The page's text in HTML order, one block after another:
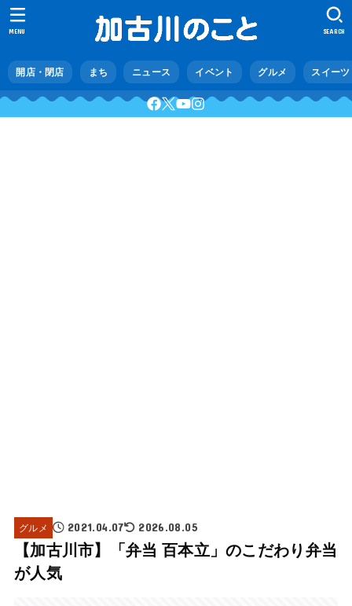
開店・閉店 まち ニュース イベント グルメ スイーツ
SEARCH
MENU
グルメ 2021.04.07 2026.08.05
【加古川市】「弁当 百本立」のこだわり弁当
が人気